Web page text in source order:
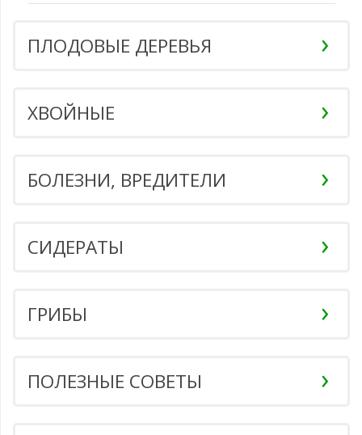
ПЛОДОВЫЕ ДЕРЕВЬЯ
ХВОЙНЫЕ
БОЛЕЗНИ, ВРЕДИТЕЛИ
СИДЕРАТЫ
ГРИБЫ
ПОЛЕЗНЫЕ СОВЕТЫ